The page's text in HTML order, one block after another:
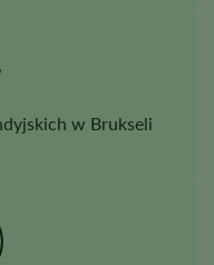
w Brukseli